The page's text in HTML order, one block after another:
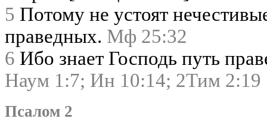
5 Потому не устоят
праведных. Мф 25:32
6 Ибо знает Господь путь
Наум 1:7; Ин 10:14; 2Тим 2:19
Псалом 2